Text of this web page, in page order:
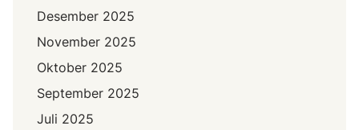
Desember 2025
November 2025
Oktober 2025
September 2025
Juli 2025